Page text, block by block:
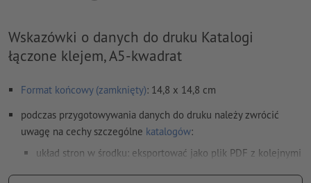
Wskazówki o danych do druku Katalogi
łączone klejem, A5-kwadrat
Format końcowy (zamknięty): 14,8 x 14,8 cm
podczas przygotowywania danych do druku należy zwrócić
uwagę na cechy szczególne katalogów:
układ stron w środku: eksportować jako plik PDF z kolejnymi